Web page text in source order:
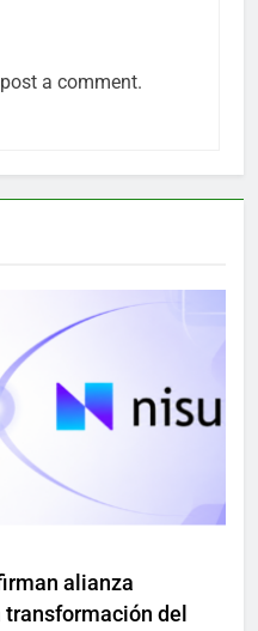
a comment.
alianza
del